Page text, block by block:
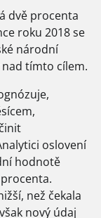
dvě procenta
roku 2018 se
národní
nad tímto cílem.
oslovení
hodnotě
než čekala
nový údaj